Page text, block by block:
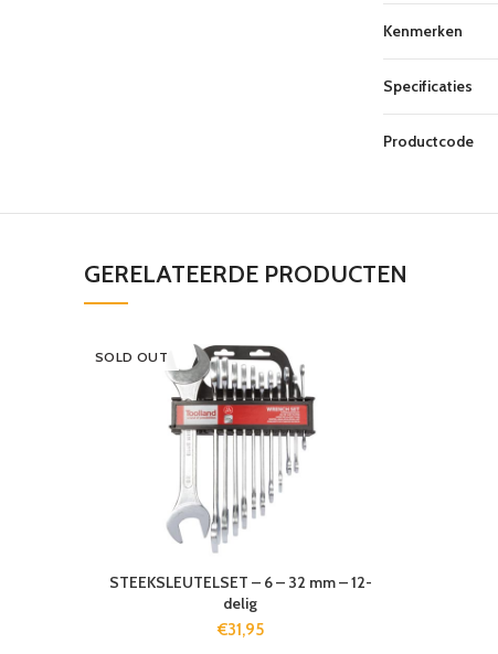
Kenmerken
Specificaties
Productcode
GERELATEERDE PRODUCTEN
SOLD OUT
STEEKSLEUTELSET – 6 – 32 mm – 12-
delig
€31,95